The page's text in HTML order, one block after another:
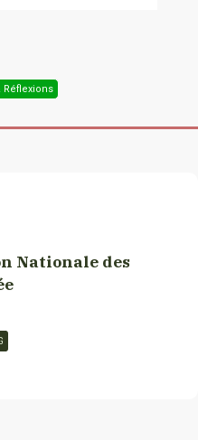
Réflexions
Nationale des